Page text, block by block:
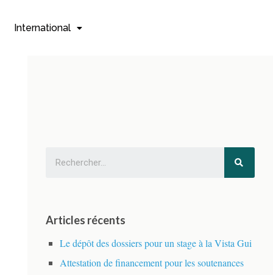
International
Articles récents
Le dépôt des dossiers pour un stage à la Vista Gui
Attestation de financement pour les soutenances